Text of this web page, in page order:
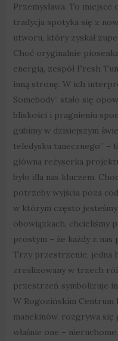
Przemysława. To
tradycja spotyka się z
utworu, który zyskał
Choć oryginalnie
energią, zespół Fresh
inną stronę. W ich
Somebody” stało się
bliskości i pragnieniu
gubimy w dzisiejszym
teledysku tanecznego” –
główna reżyserka
było dla nas kluczem.
potrzeby wyjścia poza
w którym często
obowiązkach, chcieliśmy
prostym – że każdy z nas
Trzy przestrzenie, jedna
zrealizowany w trzech
przestrzeń symbolizuje
W Rogozińskim Centrum
manekinów, rozgrywa się
właśnie one –